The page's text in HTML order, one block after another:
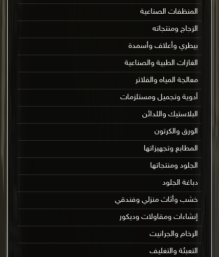
المنظفات الصناعية
الزجاج ومنتجاته
بيطري وأعلاف وأسمدة
الغازات الطبية والصناعية
معالجة المياه والفلاتر
أدوية وتجميل ومستلزمات
البلاستيك واللدائن
الورق والكرتون
المطابع وتجهيزاتها
الجلود ومنتجاتها
دباغة الجلود
خشب وأثاث منزلي وفندقي
إنشاءات ومقاولات وديكور
الرخام والجرانيت
التعبئة والتغليف